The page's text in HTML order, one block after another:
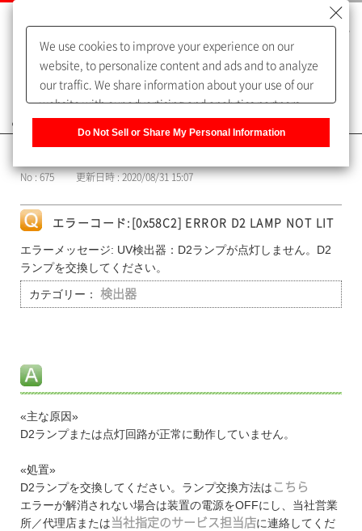
よくあるご質問（FAQ）
No : 675 更新日時 : 2020/08/31 15:07
エラーコード:[0x58C2] ERROR D2 LAMP NOT LIT
エラーメッセージ: UV検出器：D2ランプが点灯しません。D2
ランプを交換してください。
カテゴリー： 検出器
«主な原因»
D2ランプまたは点灯回路が正常に動作していません。
«処置»
D2ランプを交換してください。ランプ交換方法は こちら
エラーが解消されない場合は装置の電源をOFFにし、当社営業
所／代理店または 当社指定のサービス担当店に連絡してくだ
We use cookies to improve your experience on our
website, to personalize content and ads and to analyze
our traffic. We share information about your use of our
website with our advertising and analytics partners,
of our sharing information about you with our partners.
Information] to customize your cookie settings on our
Do Not Sell or Share My Personal Information